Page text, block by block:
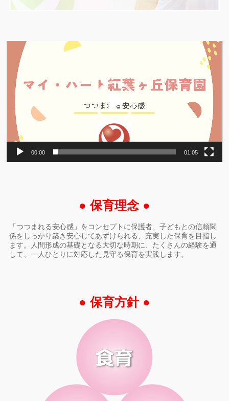
00:00 01:05
● 保育理念 ●
「つつまれる安心感」をコンセプトに保護者、子どもとの信頼関
係をしっかり築き安心してあずけられる、充実した保育を目指し
ます。人間形成の基礎となる大切な時期に、たくさんの経験を通
して、一人ひとりに対応した見守る保育を実践します。
● 保育方針 ●